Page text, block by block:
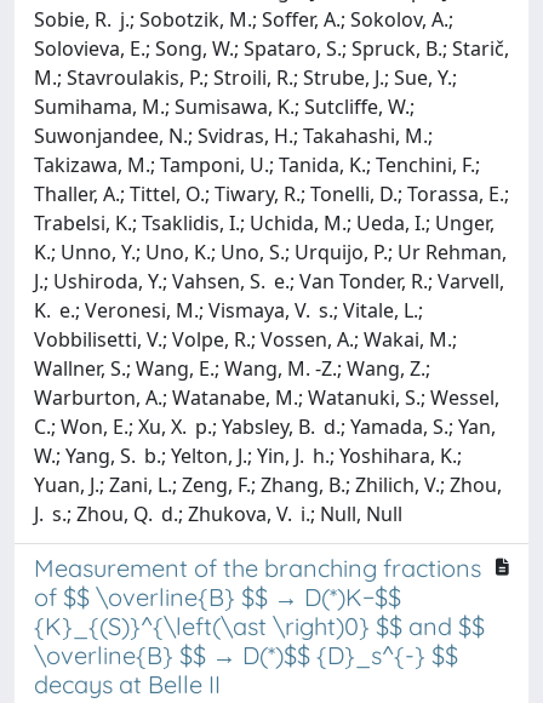
Sobie, R. j.; Sobotzik, M.; Soffer, A.; Sokolov, A.;
Solovieva, E.; Song, W.; Spataro, S.; Spruck, B.; Starič,
M.; Stavroulakis, P.; Stroili, R.; Strube, J.; Sue, Y.;
Sumihama, M.; Sumisawa, K.; Sutcliffe, W.;
Suwonjandee, N.; Svidras, H.; Takahashi, M.;
Takizawa, M.; Tamponi, U.; Tanida, K.; Tenchini, F.;
Thaller, A.; Tittel, O.; Tiwary, R.; Tonelli, D.; Torassa, E.;
Trabelsi, K.; Tsaklidis, I.; Uchida, M.; Ueda, I.; Unger,
K.; Unno, Y.; Uno, K.; Uno, S.; Urquijo, P.; Ur Rehman,
J.; Ushiroda, Y.; Vahsen, S. e.; Van Tonder, R.; Varvell,
K. e.; Veronesi, M.; Vismaya, V. s.; Vitale, L.;
Vobbilisetti, V.; Volpe, R.; Vossen, A.; Wakai, M.;
Wallner, S.; Wang, E.; Wang, M. -Z.; Wang, Z.;
Warburton, A.; Watanabe, M.; Watanuki, S.; Wessel,
C.; Won, E.; Xu, X. p.; Yabsley, B. d.; Yamada, S.; Yan,
W.; Yang, S. b.; Yelton, J.; Yin, J. h.; Yoshihara, K.;
Yuan, J.; Zani, L.; Zeng, F.; Zhang, B.; Zhilich, V.; Zhou,
J. s.; Zhou, Q. d.; Zhukova, V. i.; Null, Null
Measurement of the branching fractions
of $$ \overline{B} $$ → D(*)K−$$
{K}_{(S)}^{\left(\ast \right)0} $$ and $$
\overline{B} $$ → D(*)$$ {D}_s^{-} $$
decays at Belle II